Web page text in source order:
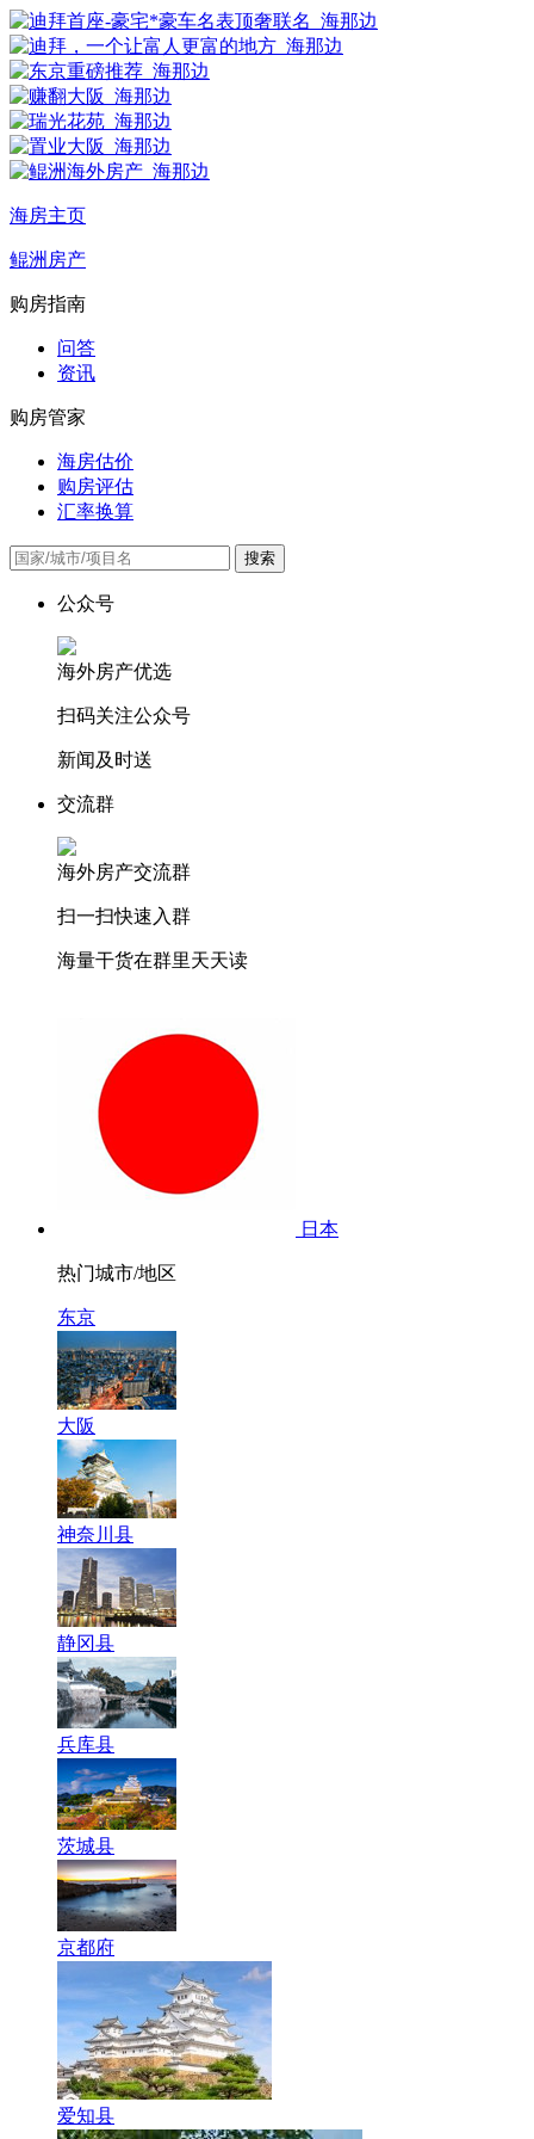
海房主页
鲲洲房产
购房指南
问答
资讯
购房管家
海房估价
购房评估
汇率换算
搜索
公众号
海外房产优选
扫码关注公众号
新闻及时送
交流群
海外房产交流群
扫一扫快速入群
海量干货在群里天天读
日本
热门城市/地区
东京
大阪
神奈川县
静冈县
兵库县
茨城县
京都府
爱知县